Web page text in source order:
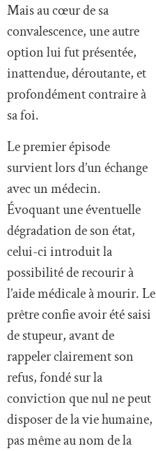
Mais au cœur de sa
convalescence, une autre
option lui fut présentée,
inattendue, déroutante, et
profondément contraire à
sa foi.
Le premier épisode
survient lors d’un échange
avec un médecin.
Évoquant une éventuelle
dégradation de son état,
celui-ci introduit la
possibilité de recourir à
l’aide médicale à mourir. Le
prêtre confie avoir été saisi
de stupeur, avant de
rappeler clairement son
refus, fondé sur la
conviction que nul ne peut
disposer de la vie humaine,
pas même au nom de la